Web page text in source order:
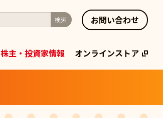
検索 お問い合わせ
株主・投資家情報 オンラインストア